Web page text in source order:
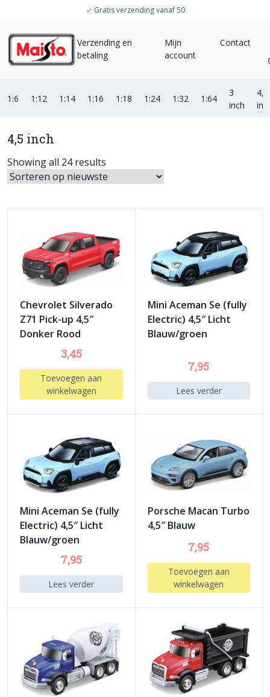
✓ Gratis verzending vanaf 50
Verzending en
betaling
Mijn
account
Contact
1:6 1:12 1:14 1:16 1:18 1:24 1:32 1:64
3
inch
4,5
4,5 inch
Showing all 24 results
Chevrolet Silverado
Z71 Pick-up 4,5″
Donker Rood
3,45
Toevoegen aan
winkelwagen
Mini Aceman Se (fully
Electric) 4,5″ Licht
Blauw/groen
7,95
Lees verder
Mini Aceman Se (fully
Electric) 4,5″ Licht
Blauw/groen
7,95
Lees verder
Porsche Macan Turbo
4,5″ Blauw
7,95
Toevoegen aan
winkelwagen